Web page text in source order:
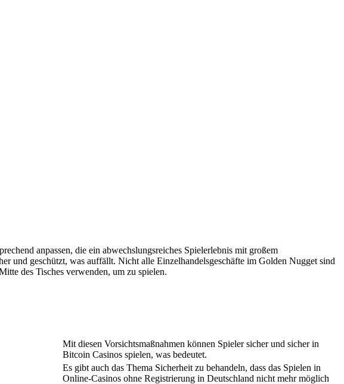
anpassen, die ein abwechslungsreiches Spielerlebnis mit großem
und geschützt, was auffällt. Nicht alle Einzelhandelsgeschäfte im Golden Nugget sind
des Tisches verwenden, um zu spielen.
Mit diesen Vorsichtsmaßnahmen können Spieler sicher und sicher in
Bitcoin Casinos spielen, was bedeutet.
Es gibt auch das Thema Sicherheit zu behandeln, dass das Spielen in
Online-Casinos ohne Registrierung in Deutschland nicht mehr möglich